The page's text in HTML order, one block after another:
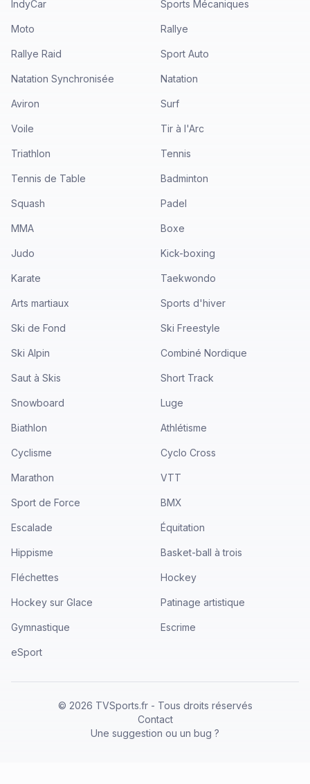
IndyCar Sports Mécaniques
Moto Rallye
Rallye Raid Sport Auto
Natation Synchronisée Natation
Aviron Surf
Voile Tir à l'Arc
Triathlon Tennis
Tennis de Table Badminton
Squash Padel
MMA Boxe
Judo Kick-boxing
Karate Taekwondo
Arts martiaux Sports d'hiver
Ski de Fond Ski Freestyle
Ski Alpin Combiné Nordique
Saut à Skis Short Track
Snowboard Luge
Biathlon Athlétisme
Cyclisme Cyclo Cross
Marathon VTT
Sport de Force BMX
Escalade Équitation
Hippisme Basket-ball à trois
Fléchettes Hockey
Hockey sur Glace Patinage artistique
Gymnastique Escrime
eSport
© 2026 TVSports.fr - Tous droits réservés
Contact
Une suggestion ou un bug ?